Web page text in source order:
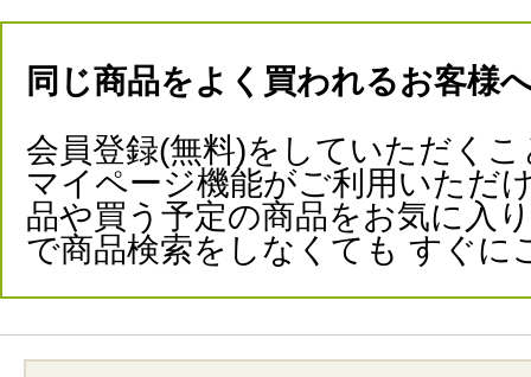
同じ商品をよく買われるお客様
会員登録(無料)をしていただくこ
マイページ機能がご利用いただ
品や買う予定の商品をお気に入
で商品検索をしなくても すぐに